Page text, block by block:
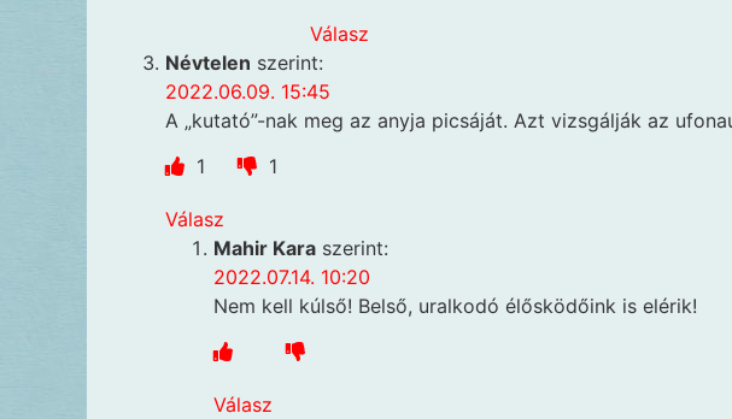
Válasz
Névtelen szerint:
2022.06.09. 15:45
A „kutató”-nak meg az anyja picsáját. Azt vizsgálják az
1
1
Válasz
Mahir Kara szerint:
2022.07.14. 10:20
Nem kell kúlső! Belső, uralkodó élősködőink is elérik!
Válasz